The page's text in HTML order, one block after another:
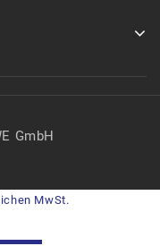
GmbH
MwSt.